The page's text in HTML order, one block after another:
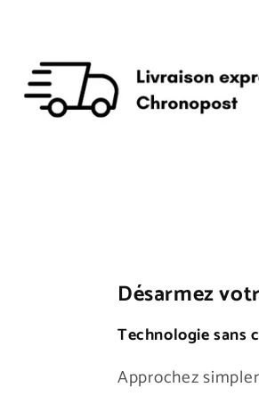
Désarmez
Technologie sans
Approchez